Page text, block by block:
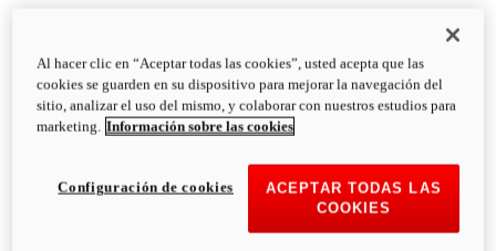
Al hacer clic en “Aceptar todas las cookies”, usted acepta que las
cookies se guarden en su dispositivo para mejorar la navegación del
sitio, analizar el uso del mismo, y colaborar con nuestros estudios para
marketing. Información sobre las cookies
ACEPTAR TODAS LAS
COOKIES
Configuración de cookies